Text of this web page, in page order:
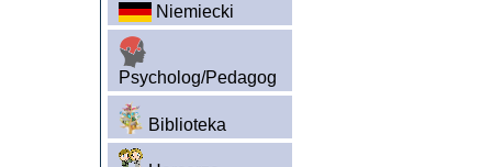
Niemiecki
Psycholog/Pedagog
Biblioteka